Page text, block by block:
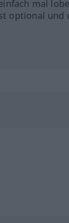
mal
optional und